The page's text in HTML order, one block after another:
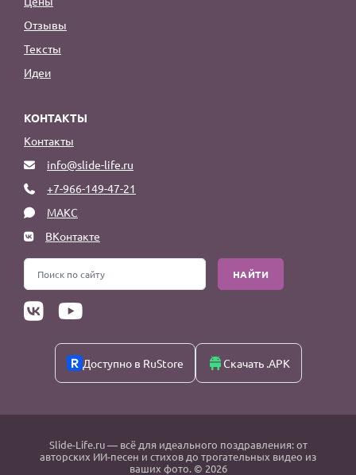
Отзывы
Тексты
Идеи
КОНТАКТЫ
Контакты
info@slide-life.ru
+7-966-149-47-21
МАКС
ВКонтакте
НАЙТИ
Доступно в RuStore Скачать .APK
Slide-Life.ru— всё для идеального поздравления: от
авторских ИИ-песен и стихов до трогательных видео из
ваших фото. © 2026